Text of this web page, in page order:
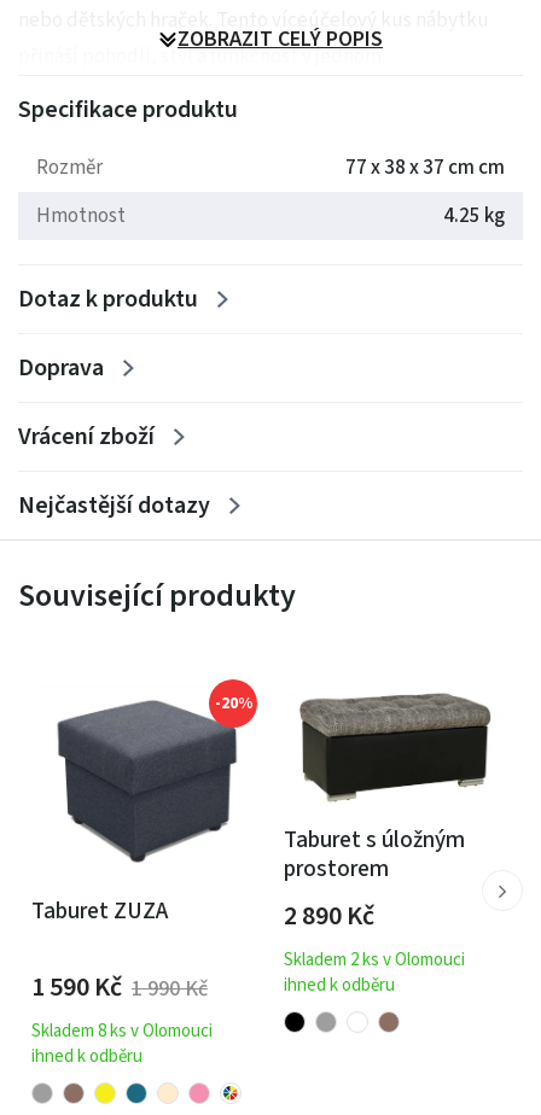
přináší pohodlí, styl a funkčnost v jednom.
Hmotnost: 4.25 kg
ZOBRAZIT CELÝ POPIS
Specifikace produktu
Rozměr
77 x 38 x 37 cm cm
Hmotnost
4.25 kg
Dotaz k produktu
Doprava
Vrácení zboží
Nejčastější dotazy
Související produkty
-20%
Taburet ZUZA
1 590Kč 1 990Kč
Skladem 8 ks v Olomouci
ihned k odběru
Taburet s úložným
prostorem
2 890Kč
Skladem 2 ks v Olomouci
ihned k odběru